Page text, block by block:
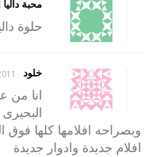
محبة
حلوة
خلود
انا من
البحيرى
وبصراحه افلامها كلها فوق
افلام جديدة وادوار جديدة